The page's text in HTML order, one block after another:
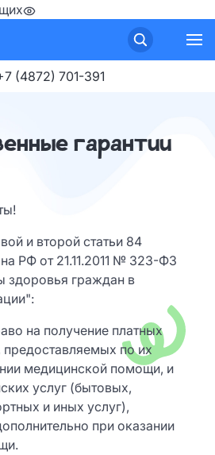
(4872) 701-391
гарантии
и второй статьи 84
РФ от 21.11.2011 № 323-ФЗ
здоровья граждан в
на получение платных
предоставляемых по их
медицинской помощи, и
услуг (бытовых,
и иных услуг),
при оказании